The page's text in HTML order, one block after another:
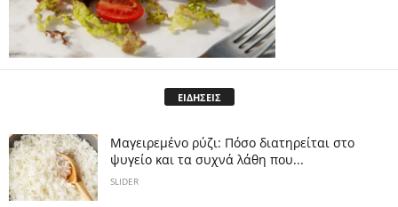
ΕΙΔΗΣΕΙΣ
Μαγειρεμένο ρύζι: Πόσο διατηρείται στο
ψυγείο και τα συχνά λάθη που...
SLIDER